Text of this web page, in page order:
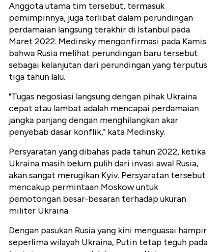
Anggota utama tim tersebut, termasuk
pemimpinnya, juga terlibat dalam perundingan
perdamaian langsung terakhir di Istanbul pada
Maret 2022. Medinsky mengonfirmasi pada Kamis
bahwa Rusia melihat perundingan baru tersebut
sebagai kelanjutan dari perundingan yang terputus
tiga tahun lalu.
"Tugas negosiasi langsung dengan pihak Ukraina
cepat atau lambat adalah mencapai perdamaian
jangka panjang dengan menghilangkan akar
penyebab dasar konflik," kata Medinsky.
Persyaratan yang dibahas pada tahun 2022, ketika
Ukraina masih belum pulih dari invasi awal Rusia,
akan sangat merugikan Kyiv. Persyaratan tersebut
mencakup permintaan Moskow untuk
pemotongan besar-besaran terhadap ukuran
militer Ukraina.
Dengan pasukan Rusia yang kini menguasai hampir
seperlima wilayah Ukraina, Putin tetap teguh pada